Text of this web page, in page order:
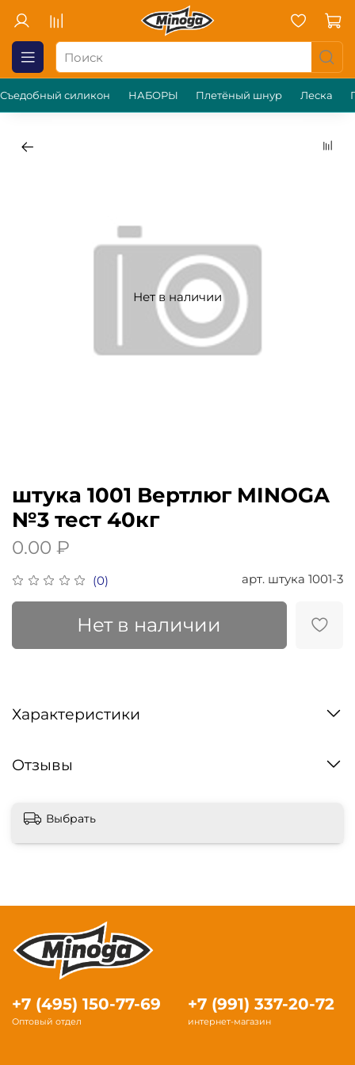
Съедобный силикон НАБОРЫ Плетёный шнур Леска
Нет в наличии
(0) арт. штука 1001-3
штука 1001 Вертлюг MINOGA
№3 тест 40кг
0.00 ₽
Нет в наличии
Характеристики
Отзывы
Выбрать
+7 (495) 150-77-69
Оптовый отдел
+7 (991) 337-20-72
интернет-магазин